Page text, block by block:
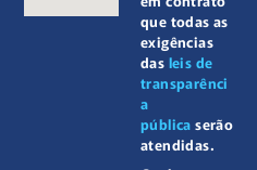
que todas as
exigências
das leis de
transparênci
a
pública serão
atendidas.